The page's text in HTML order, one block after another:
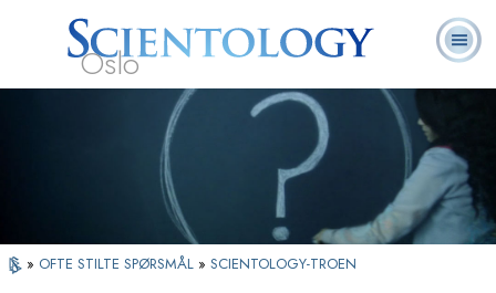
Oslo
Hva er
Scientology?
Frivillige
prester
Ofte stilte
spørsmål
» OFTE STILTE SPØRSMÅL » SCIENTOLOGY-TROEN